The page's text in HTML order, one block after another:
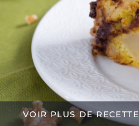
VOIR PLUS DE